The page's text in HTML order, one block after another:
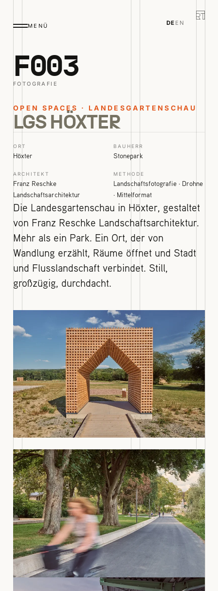
MENÜ DE EN
F003
FOTOGRAFIE
OPEN SPACES · LANDESGARTENSCHAU
LGS HÖXTER
ORT
Höxter
BAUHERR
Stonepark
ARCHITEKT
Franz Reschke
Landschaftsarchitektur
METHODE
Landschaftsfotografie · Drohne
· Mittelformat
Die Landesgartenschau in Höxter, gestaltet
von Franz Reschke Landschaftsarchitektur.
Mehr als ein Park. Ein Ort, der von
Wandlung erzählt, Räume öffnet und Stadt
und Flusslandschaft verbindet. Still,
großzügig, durchdacht.